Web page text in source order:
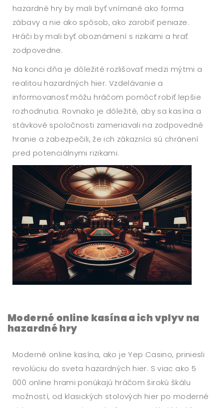
hazardné hry by mali byť vnímané ako forma
zábavy a nie ako spôsob, ako zarobiť peniaze.
Hráči by mali byť oboznámení s rizikami a hrať
zodpovedne.
Na konci dňa je dôležité rozlišovať medzi mýtmi a
realitou hazardných hier. Vzdelávanie a
informovanosť môžu hráčom pomôcť robiť lepšie
rozhodnutia. Rovnako je dôležité, aby sa kasína a
stávkové spoločnosti zameriavali na zodpovedné
hranie a zabezpečili, že ich zákazníci sú chránení
pred potenciálnymi rizikami.
Moderné online kasína a ich vplyv na
hazardné hry
Moderné online kasína, ako je Yep Casino, priniesli
revolúciu do sveta hazardných hier. S viac ako 5
000 online hrami ponúkajú hráčom širokú škálu
možností, od klasických stolových hier po moderné